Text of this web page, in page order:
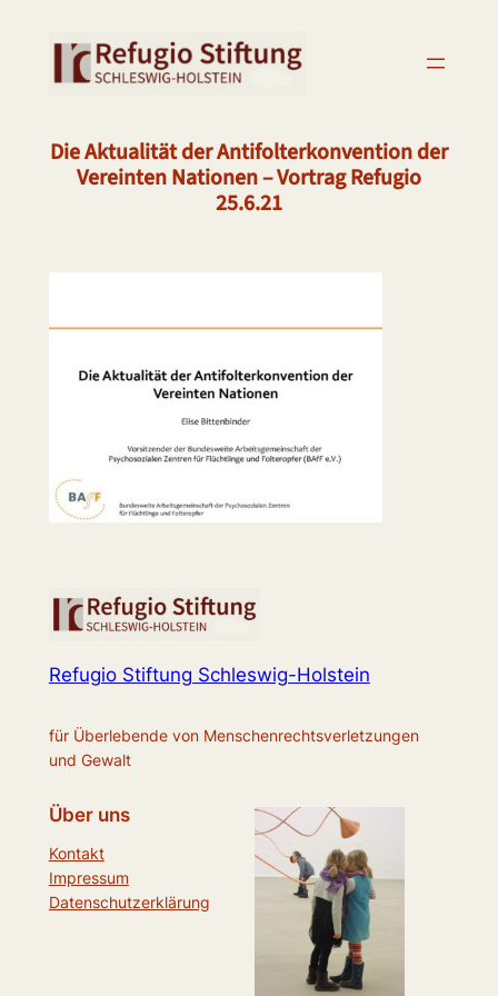
Inhalt
springen
Die Aktualität der Antifolterkonvention der
Vereinten Nationen – Vortrag Refugio
25.6.21
Refugio Stiftung Schleswig-Holstein
für Überlebende von Menschenrechtsverletzungen
und Gewalt
Über uns
Kontakt
Impressum
Datenschutzerklärung